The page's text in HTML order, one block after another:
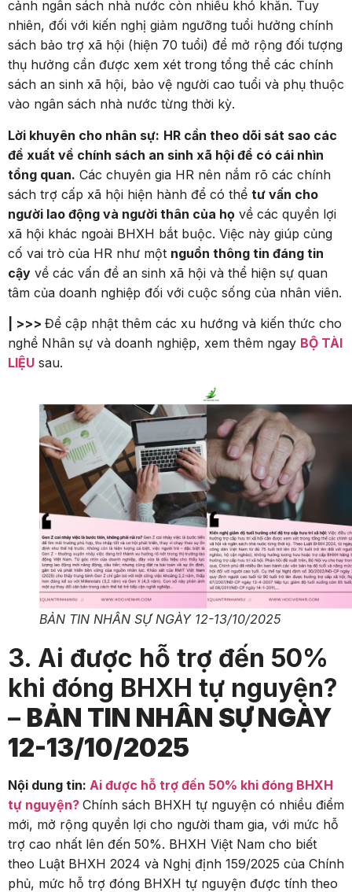
cảnh ngân sách nhà nước còn nhiều khó khăn. Tuy
nhiên, đối với kiến nghị giảm ngưỡng tuổi hưởng chính
sách bảo trợ xã hội (hiện 70 tuổi) để mở rộng đối tượng
thụ hưởng cần được xem xét trong tổng thể các chính
sách an sinh xã hội, bảo vệ người cao tuổi và phụ thuộc
vào ngân sách nhà nước từng thời kỳ.
Lời khuyên cho nhân sự: HR cần theo dõi sát sao các
đề xuất về chính sách an sinh xã hội để có cái nhìn
tổng quan. Các chuyên gia HR nên nắm rõ các chính
sách trợ cấp xã hội hiện hành để có thể tư vấn cho
người lao động và người thân của họ về các quyền lợi
xã hội khác ngoài BHXH bắt buộc. Việc này giúp củng
cố vai trò của HR như một nguồn thông tin đáng tin
cậy về các vấn đề an sinh xã hội và thể hiện sự quan
tâm của doanh nghiệp đối với cuộc sống của nhân viên.
| >>> Để cập nhật thêm các xu hướng và kiến thức cho
nghề Nhân sự và doanh nghiệp, xem thêm ngay BỘ TÀI
LIỆU sau.
BẢN TIN NHÂN SỰ NGÀY 12-13/10/2025
3. Ai được hỗ trợ đến 50%
khi đóng BHXH tự nguyện?
– BẢN TIN NHÂN SỰ NGÀY
12-13/10/2025
Nội dung tin: Ai được hỗ trợ đến 50% khi đóng BHXH
tự nguyện? Chính sách BHXH tự nguyện có nhiều điểm
mới, mở rộng quyền lợi cho người tham gia, với mức hỗ
trợ cao nhất lên đến 50%. BHXH Việt Nam cho biết
theo Luật BHXH 2024 và Nghị định 159/2025 của Chính
phủ, mức hỗ trợ đóng BHXH tự nguyện được tính theo